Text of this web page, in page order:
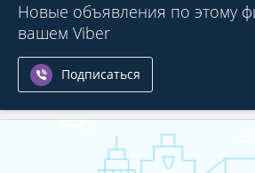
Новые объявления по этому
вашем Viber
Подписаться